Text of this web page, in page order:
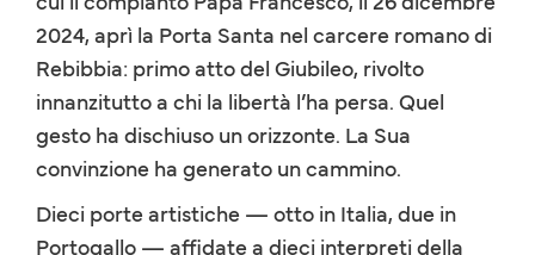
2024, aprì la Porta Santa nel carcere romano di
Rebibbia: primo atto del Giubileo, rivolto
innanzitutto a chi la libertà l’ha persa. Quel
gesto ha dischiuso un orizzonte. La Sua
convinzione ha generato un cammino.
Dieci porte artistiche — otto in Italia, due in
Portogallo — affidate a dieci interpreti della